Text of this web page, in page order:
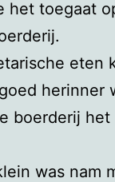
het toegaat
eten
herinner
boerderij
was nam